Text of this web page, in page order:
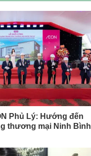
Phủ Lý: Hướng đến
thương mại Ninh Bình